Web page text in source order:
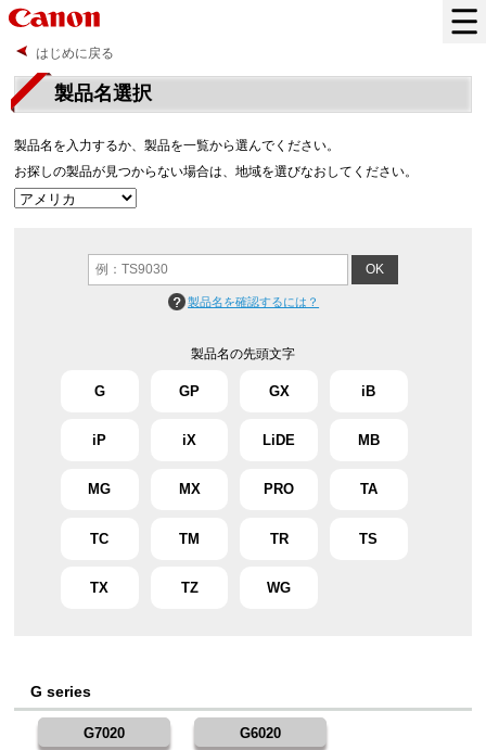
はじめに戻る
製品名選択
製品名を入力するか、製品を一覧から選んでください。
お探しの製品が見つからない場合は、地域を選びなおしてください。
製品名を確認するには？
製品名の先頭文字
G GP GX iB
iP iX LiDE MB
MG MX PRO TA
TC TM TR TS
TX TZ WG
G series
G7020 G6020